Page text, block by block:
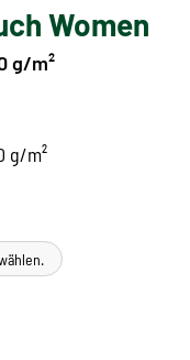
Women
g/m²
g/m²